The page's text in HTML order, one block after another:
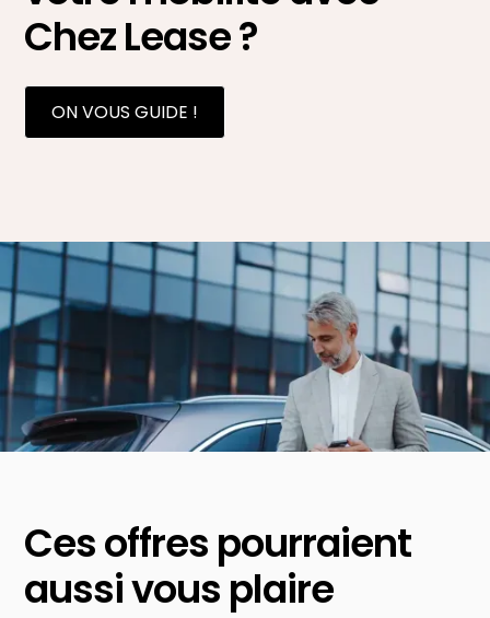
Chez Lease ?
ON VOUS GUIDE !
Ces offres pourraient
aussi vous plaire